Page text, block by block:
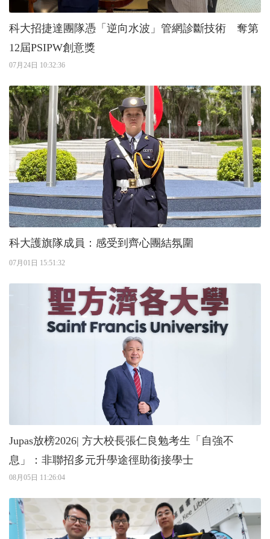
科大招捷達團隊憑「逆向水波」管網診斷技術 奪第
12屆PSIPW創意獎
07月24日 10:32:36
科大護旗隊成員：感受到齊心團結氛圍
07月01日 15:51:32
Jupas放榜2026| 方大校長張仁良勉考生「自強不
息」：非聯招多元升學途徑助銜接學士
08月05日 11:26:04